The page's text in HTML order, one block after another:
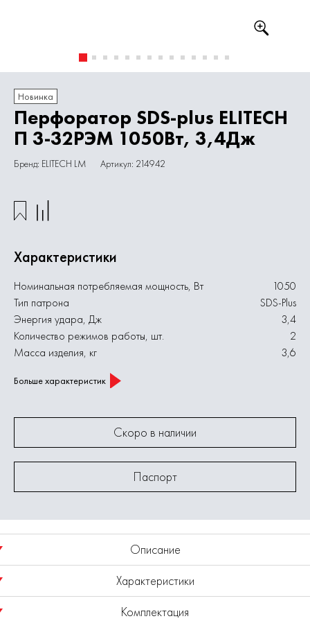
Новинка
Перфоратор SDS-plus ELITECH
П 3-32РЭМ 1050Вт, 3,4Дж
Бренд: ELITECH LM Артикул: 214942
Характеристики
Номинальная потребляемая мощность, Вт
1050
Тип патрона
SDS-Plus
Энергия удара, Дж
3,4
Количество режимов работы, шт.
2
Масса изделия, кг
3,6
Больше характеристик
Скоро в наличии
Паспорт
Описание
Перфоратор ELITECH LM П 3-32РЭМ (E2205.042.01)
мощностью 1050 Вт, со скоростью вращения 0-980 об/мин,
Характеристики
Комплектация